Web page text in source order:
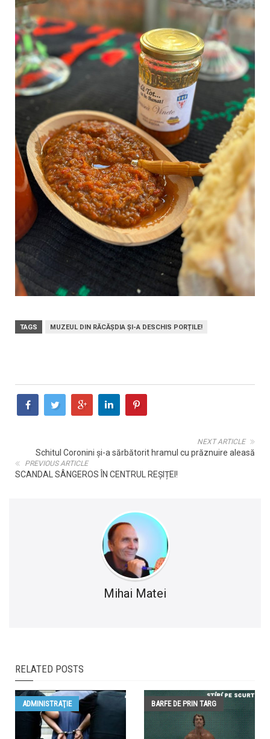
TAGS MUZEUL DIN RĂCĂȘDIA ȘI-A DESCHIS PORȚILE!
NEXT ARTICLE
Schitul Coronini și-a sărbătorit hramul cu prăznuire aleasă
PREVIOUS ARTICLE
SCANDAL SÂNGEROS ÎN CENTRUL REȘIȚEI!
Mihai Matei
RELATED POSTS
ADMINISTRAŢIE BARFE DE PRIN TARG